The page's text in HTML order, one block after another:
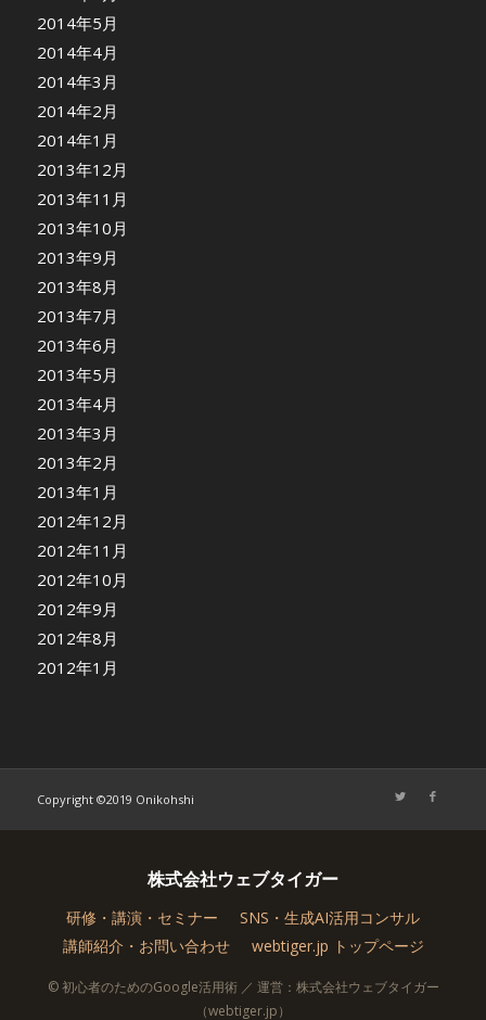
2014年5月
2014年4月
2014年3月
2014年2月
2014年1月
2013年12月
2013年11月
2013年10月
2013年9月
2013年8月
2013年7月
2013年6月
2013年5月
2013年4月
2013年3月
2013年2月
2013年1月
2012年12月
2012年11月
2012年10月
2012年9月
2012年8月
2012年1月
Copyright ©2019 Onikohshi
株式会社ウェブタイガー
研修・講演・セミナー
SNS・生成AI活用コンサル
講師紹介・お問い合わせ
webtiger.jp トップページ
© 初心者のためのGoogle活用術 ／ 運営：株式会社ウェブタイガー
（webtiger.jp）